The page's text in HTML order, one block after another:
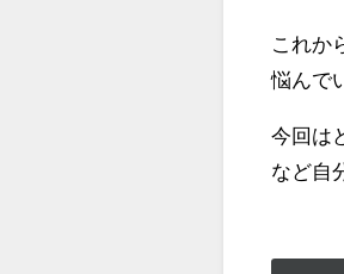
これか
悩んで
今回は
など自